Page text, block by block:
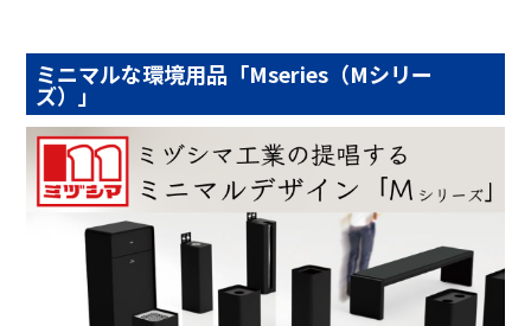
ミニマルな環境用品「Mseries（Mシリー
ズ）」